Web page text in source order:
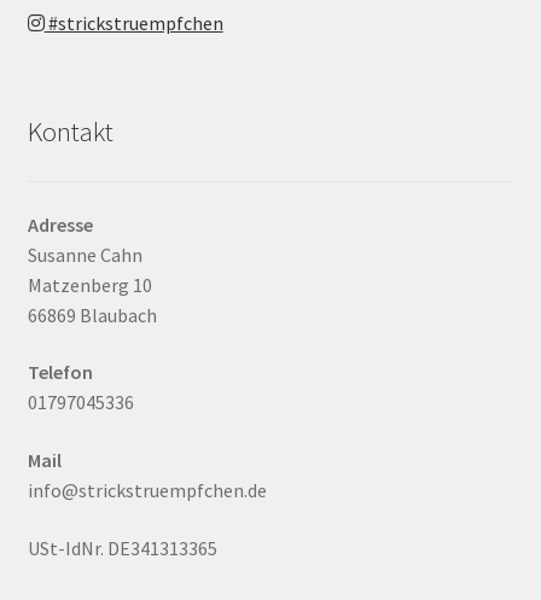
#strickstruempfchen
Kontakt
Adresse
Susanne Cahn
Matzenberg 10
66869 Blaubach
Telefon
01797045336
Mail
info@strickstruempfchen.de
USt-IdNr. DE341313365